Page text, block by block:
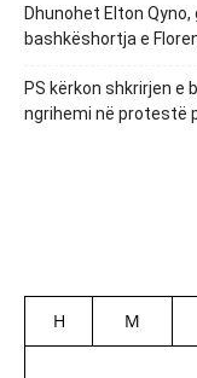
Dhunohet Elton
bashkëshortja e
PS kërkon shkrirjen e
ngrihemi në protestë
H M